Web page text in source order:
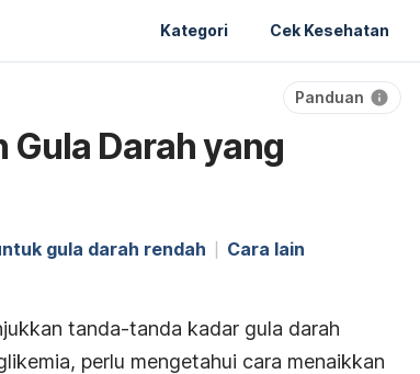
Kategori Cek Kesehatan
Panduan
Gula Darah yang
gula darah rendah
Cara lain
tanda-tanda kadar gula darah
perlu mengetahui cara menaikkan